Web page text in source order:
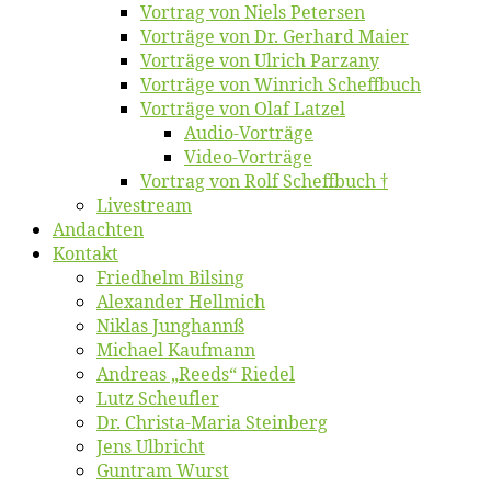
Vor­trag von Niels Petersen
Vor­trä­ge von Dr. Ger­hard Maier
Vor­trä­ge von Ul­rich Parzany
Vor­trä­ge von Win­rich Scheffbuch
Vor­trä­ge von Olaf Latzel
Au­dio-Vor­trä­ge
Vi­deo-Vor­trä­ge
Vor­trag von Rolf Scheffbuch †
Live­stream
An­dach­ten
Kon­takt
Fried­helm Bilsing
Alex­an­der Hellmich
Ni­klas Junghannß
Mi­cha­el Kaufmann
An­dre­as „Reeds“ Riedel
Lutz Scheuf­ler
Dr. Chris­­ta-Ma­ria Steinberg
Jens Ulb­richt
Gun­tram Wurst